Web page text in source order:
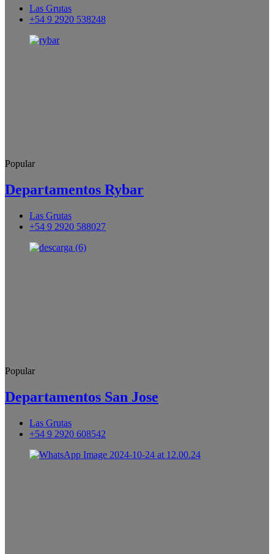
Las Grutas
+54 9 2920 538248
Popular
Departamentos Rybar
Las Grutas
+54 9 2920 588027
Popular
Departamentos San Jose
Las Grutas
+54 9 2920 608542